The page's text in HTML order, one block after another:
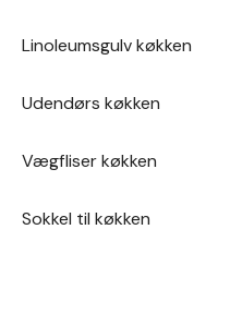
Linoleumsgulv køkken
Udendørs køkken
Vægfliser køkken
Sokkel til køkken